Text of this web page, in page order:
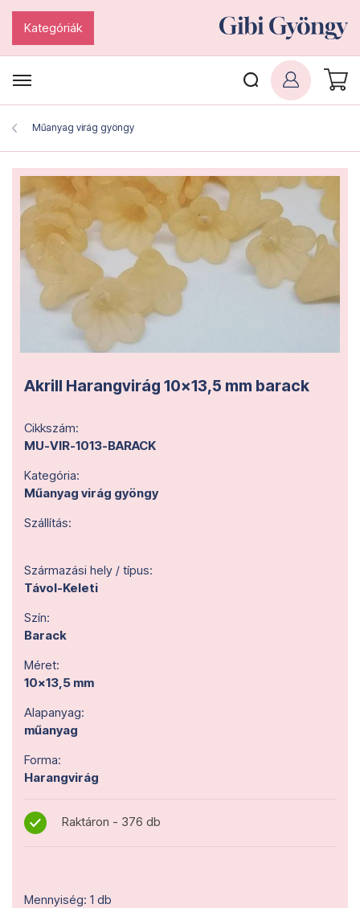
Kategóriák
Műanyag virág gyöngy
Akrill Harangvirág 10x13,5 mm barack
Cikkszám:
MU-VIR-1013-BARACK
Kategória:
Műanyag virág gyöngy
Szállítás:
Származási hely / típus:
Távol-Keleti
Szín:
Barack
Méret:
10x13,5 mm
Alapanyag:
műanyag
Forma:
Harangvirág
Raktáron - 376 db
Mennyiség: 1 db